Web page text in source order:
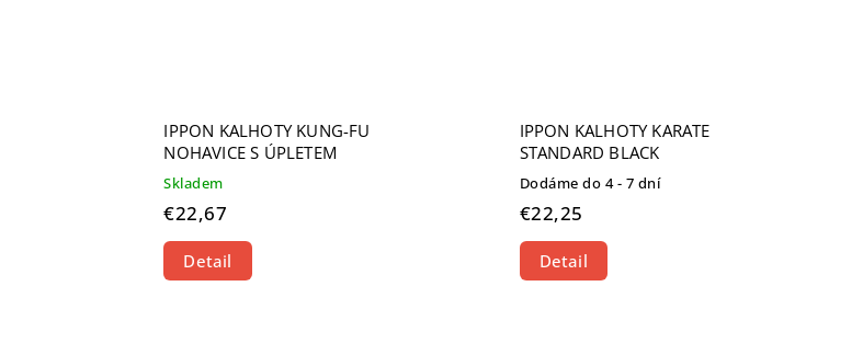
IPPON KALHOTY KUNG-FU
NOHAVICE S ÚPLETEM
Skladem
€22,67
Detail
IPPON KALHOTY KARATE
STANDARD BLACK
Dodáme do 4 - 7 dní
€22,25
Detail